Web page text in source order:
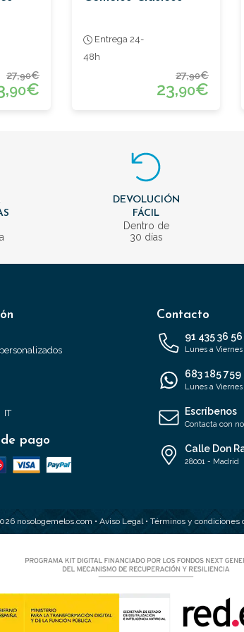
27,90€
90€
Entrega 24-
48h
27,90€
23,90€
DEVOLUCIÓN
FÁCIL
Dentro de
30 días
IT
pago
Contacto
91 435 36 56
Lunes a Viernes
683 185 759
Lunes a Viernes
Escríbenos
Contacta con
Calle Don
28001 - Madrid
nosologemelos.com • Aviso Legal • Términos y condiciones